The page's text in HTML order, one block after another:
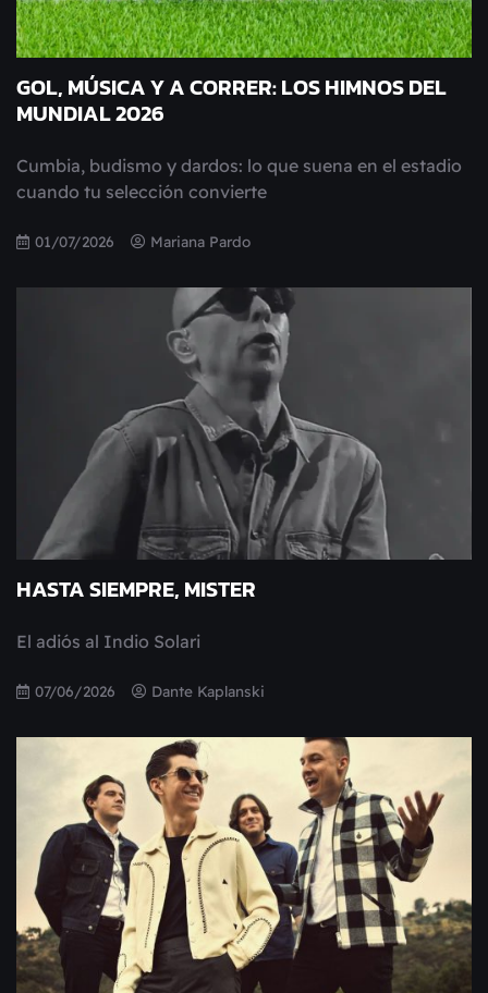
GOL, MÚSICA Y A CORRER: LOS HIMNOS DEL
MUNDIAL 2026
Cumbia, budismo y dardos: lo que suena en el estadio
cuando tu selección convierte
01/07/2026 Mariana Pardo
HASTA SIEMPRE, MISTER
El adiós al Indio Solari
07/06/2026 Dante Kaplanski